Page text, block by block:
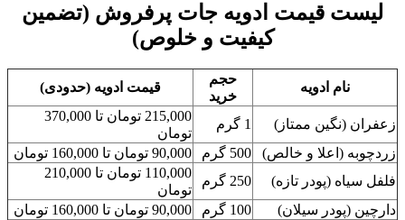
لیست قیمت ادویه جات پرفروش (تضمین
کیفیت و خلوص)
نام ادویه
حجم
خرید
قیمت ادویه (حدودی)
زعفران (نگین ممتاز) 1 گرم
215,000 تومان تا 370,000
تومان
زردچوبه (اعلا و خالص)
500 گرم
90,000 تومان تا 160,000 تومان
فلفل سیاه (پودر تازه)
250 گرم
110,000 تومان تا 210,000
تومان
دارچین (پودر سیلان)
100 گرم
90,000 تومان تا 160,000 تومان